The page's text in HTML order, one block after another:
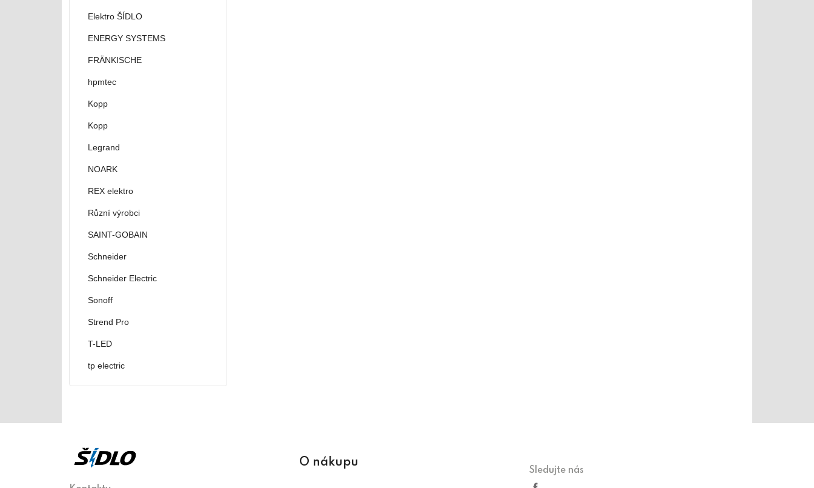
Elektro ŠÍDLO
ENERGY SYSTEMS
FRÄNKISCHE
hpmtec
Kopp
Kopp
Legrand
NOARK
REX elektro
Různí výrobci
SAINT-GOBAIN
Schneider
Schneider Electric
Sonoff
Strend Pro
T-LED
tp electric
O nákupu
Sledujte nás